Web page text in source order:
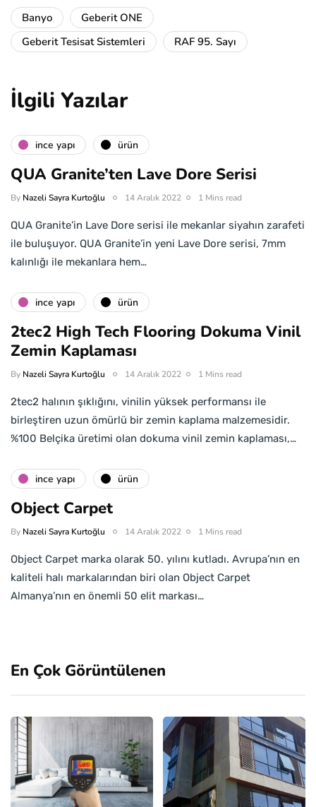
Banyo
Geberit ONE
Geberit Tesisat Sistemleri
RAF 95. Sayı
İlgili Yazılar
i̇nce yapı ürün
QUA Granite’ten Lave Dore Serisi
By Nazeli Sayra Kurtoğlu 14 Aralık 2022 1 Mins read
QUA Granite’in Lave Dore serisi ile mekanlar siyahın zarafeti
ile buluşuyor. QUA Granite’in yeni Lave Dore serisi, 7mm
kalınlığı ile mekanlara hem…
i̇nce yapı ürün
2tec2 High Tech Flooring Dokuma Vinil
Zemin Kaplaması
By Nazeli Sayra Kurtoğlu 14 Aralık 2022 1 Mins read
2tec2 halının şıklığını, vinilin yüksek performansı ile
birleştiren uzun ömürlü bir zemin kaplama malzemesidir.
%100 Belçika üretimi olan dokuma vinil zemin kaplaması,…
i̇nce yapı ürün
Object Carpet
By Nazeli Sayra Kurtoğlu 14 Aralık 2022 1 Mins read
Object Carpet marka olarak 50. yılını kutladı. Avrupa’nın en
kaliteli halı markalarından biri olan Object Carpet
Almanya’nın en önemli 50 elit markası…
En Çok Görüntülenen